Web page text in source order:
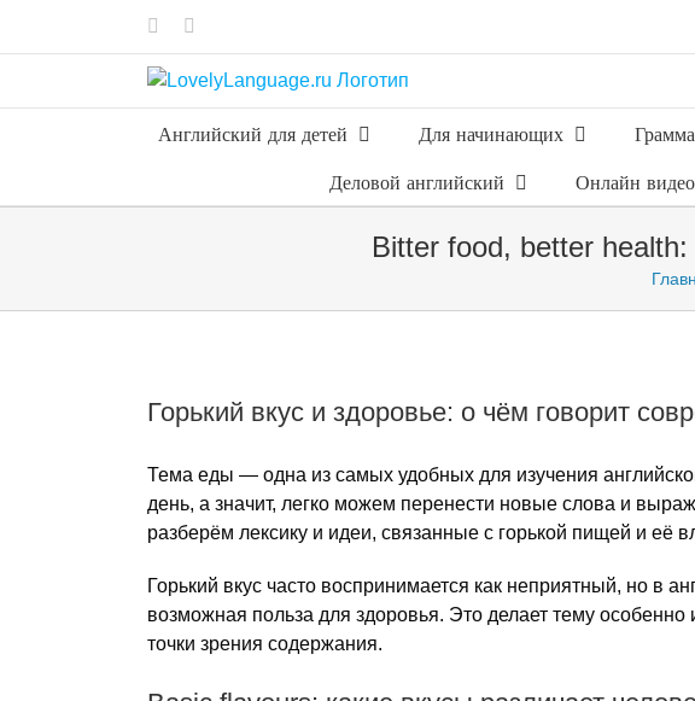
Английский для детей Для начинающих
Деловой английский Онлайн
Bitter food, better health:
Горький вкус и здоровье: о чём говорит
Тема еды — одна из самых удобных для изучения
день, а значит, легко можем перенести новые слова и
разберём лексику и идеи, связанные с горькой пищей и её
Горький вкус часто воспринимается как неприятный, но в
возможная польза для здоровья. Это делает тему особенно
точки зрения содержания.